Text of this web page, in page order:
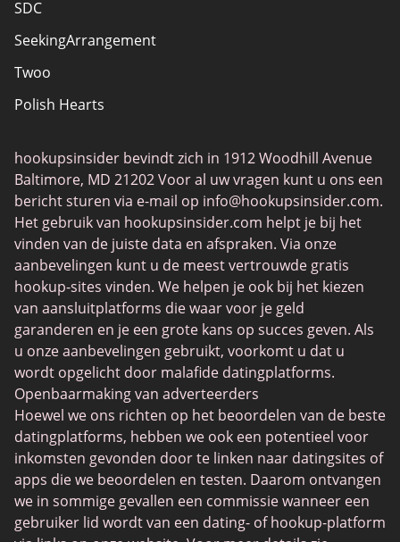
Over ons
SDC
SeekingArrangement
Twoo
Polish Hearts
BeNaughty
Minichat
Raya
Muslima
BBWCupid
Zweisam
Flingster
LiveJasmin
MyDirtyHobby
CharmDate
Ashley Madison
Be2
hookupsinsider bevindt zich in 1912 Woodhill Avenue
Baltimore, MD 21202 Voor al uw vragen kunt u ons een
bericht sturen via e-mail op info@hookupsinsider.com.
Het gebruik van hookupsinsider.com helpt je bij het
vinden van de juiste data en afspraken. Via onze
aanbevelingen kunt u de meest vertrouwde gratis
hookup-sites vinden. We helpen je ook bij het kiezen
van aansluitplatforms die waar voor je geld
garanderen en je een grote kans op succes geven. Als
u onze aanbevelingen gebruikt, voorkomt u dat u
wordt opgelicht door malafide datingplatforms.
Openbaarmaking van adverteerders
Hoewel we ons richten op het beoordelen van de beste
datingplatforms, hebben we ook een potentieel voor
inkomsten gevonden door te linken naar datingsites of
apps die we beoordelen en testen. Daarom ontvangen
we in sommige gevallen een commissie wanneer een
gebruiker lid wordt van een dating- of hookup-platform